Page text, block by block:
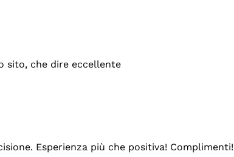
sito, che dire eccellente
Esperienza più che positiva! Complimenti!